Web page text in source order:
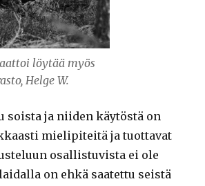
löytää myös
Helge W.
ja niiden käytöstä on
mielipiteitä ja tuottavat
osallistuvista ei ole
on ehkä saatettu seistä